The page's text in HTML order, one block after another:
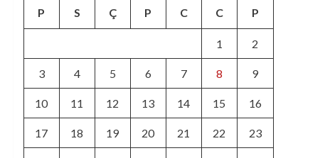
P S Ç P C C P
1 2
3 4 5 6 7 8 9
10 11 12 13 14 15 16
17 18 19 20 21 22 23